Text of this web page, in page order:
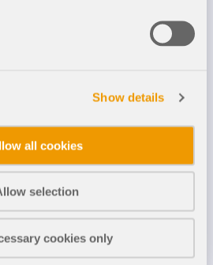
Show details
all cookies
selection
cookies only